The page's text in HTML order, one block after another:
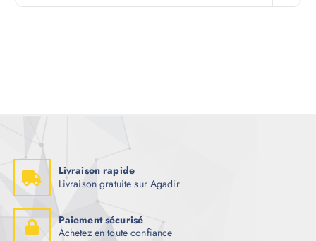
Livraison rapide
Livraison gratuite sur Agadir
Paiement sécurisé
Achetez en toute confiance